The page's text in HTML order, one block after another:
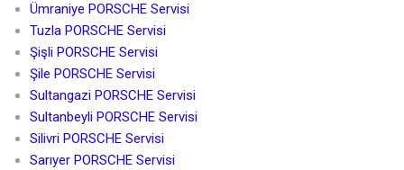
Ümraniye PORSCHE Servisi
Tuzla PORSCHE Servisi
Şişli PORSCHE Servisi
Şile PORSCHE Servisi
Sultangazi PORSCHE Servisi
Sultanbeyli PORSCHE Servisi
Silivri PORSCHE Servisi
Sarıyer PORSCHE Servisi